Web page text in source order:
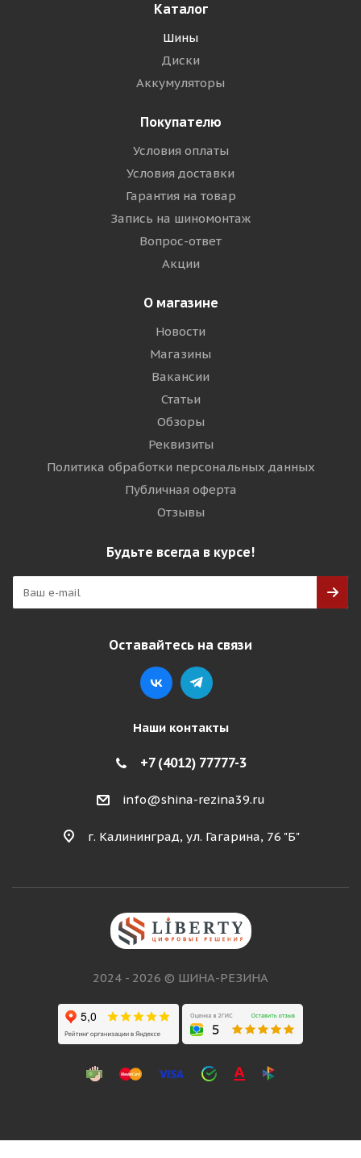
Каталог
Шины
Диски
Аккумуляторы
Покупателю
Условия оплаты
Условия доставки
Гарантия на товар
Запись на шиномонтаж
Вопрос-ответ
Акции
О магазине
Новости
Магазины
Вакансии
Статьи
Обзоры
Реквизиты
Политика обработки персональных данных
Публичная оферта
Отзывы
Будьте всегда в курсе!
Оставайтесь на связи
Наши контакты
+7 (4012) 77777-3
info@shina-rezina39.ru
г. Калининград, ул. Гагарина, 76 "Б"
2024 - 2026 © ШИНА-РЕЗИНА